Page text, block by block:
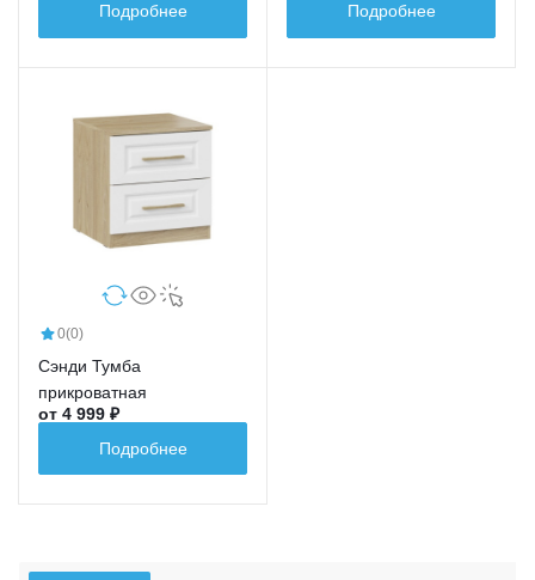
Подробнее
Подробнее
0(0)
Сэнди Тумба
прикроватная
от 4 999 ₽
Подробнее